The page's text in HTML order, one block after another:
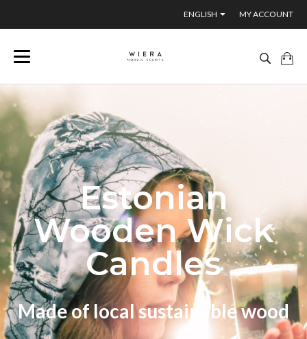
ENGLISH MY ACCOUNT
Estonian
Wooden Wick
Candles
Made of local sustainable wood